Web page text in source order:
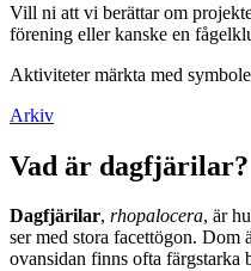
Vill ni att vi berättar om
förening eller kanske en
Aktiviteter märkta med
Arkiv
Vad är dagfjärilar?
Dagfjärilar, rhopalocera, är
ser med stora facettögon. Dom
ovansidan finns ofta färgstarka